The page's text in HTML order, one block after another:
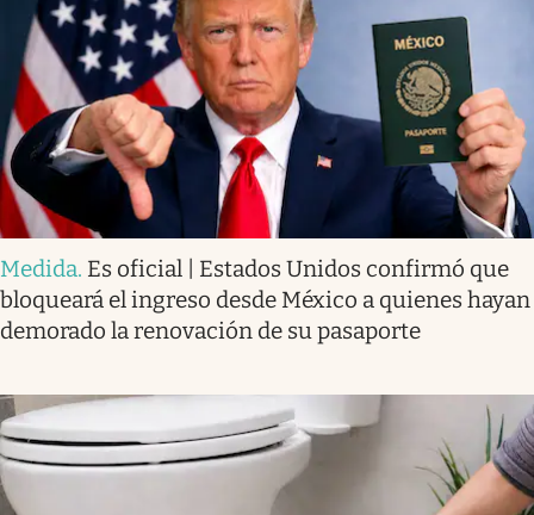
Medida. Es oficial | Estados Unidos confirmó que
bloqueará el ingreso desde México a quienes hayan
demorado la renovación de su pasaporte